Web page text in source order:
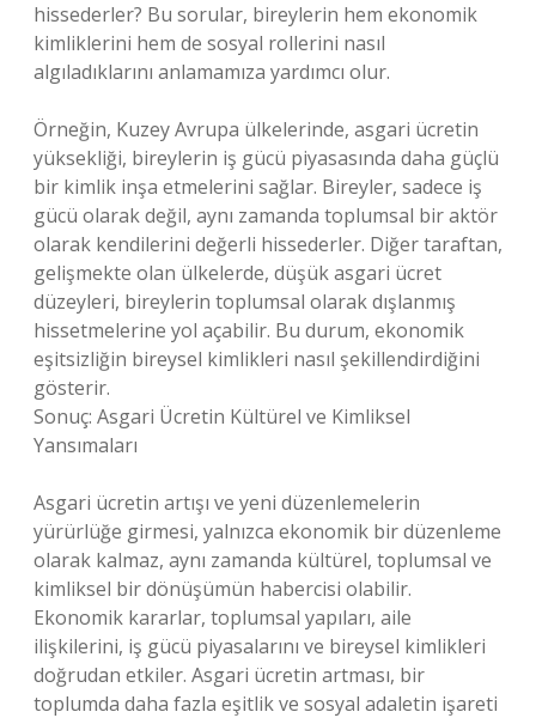
hissederler? Bu sorular, bireylerin hem ekonomik
kimliklerini hem de sosyal rollerini nasıl
algıladıklarını anlamamıza yardımcı olur.
Örneğin, Kuzey Avrupa ülkelerinde, asgari ücretin
yüksekliği, bireylerin iş gücü piyasasında daha güçlü
bir kimlik inşa etmelerini sağlar. Bireyler, sadece iş
gücü olarak değil, aynı zamanda toplumsal bir aktör
olarak kendilerini değerli hissederler. Diğer taraftan,
gelişmekte olan ülkelerde, düşük asgari ücret
düzeyleri, bireylerin toplumsal olarak dışlanmış
hissetmelerine yol açabilir. Bu durum, ekonomik
eşitsizliğin bireysel kimlikleri nasıl şekillendirdiğini
gösterir.
Sonuç: Asgari Ücretin Kültürel ve Kimliksel
Yansımaları
Asgari ücretin artışı ve yeni düzenlemelerin
yürürlüğe girmesi, yalnızca ekonomik bir düzenleme
olarak kalmaz, aynı zamanda kültürel, toplumsal ve
kimliksel bir dönüşümün habercisi olabilir.
Ekonomik kararlar, toplumsal yapıları, aile
ilişkilerini, iş gücü piyasalarını ve bireysel kimlikleri
doğrudan etkiler. Asgari ücretin artması, bir
toplumda daha fazla eşitlik ve sosyal adaletin işareti